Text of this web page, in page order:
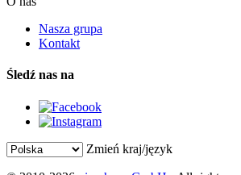
Nasza grupa
Kontakt
Śledź nas na
Zmień kraj/język